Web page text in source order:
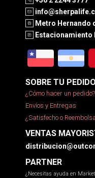
info@sherpalife.cl
Metro Hernando
Estacionamiento
SOBRE TU PEDIDO
¿Cómo hacer un pedido?
Envíos y Entregas
¿Satisfecho o
VENTAS
PARTNER
¿Necesitas ayuda en